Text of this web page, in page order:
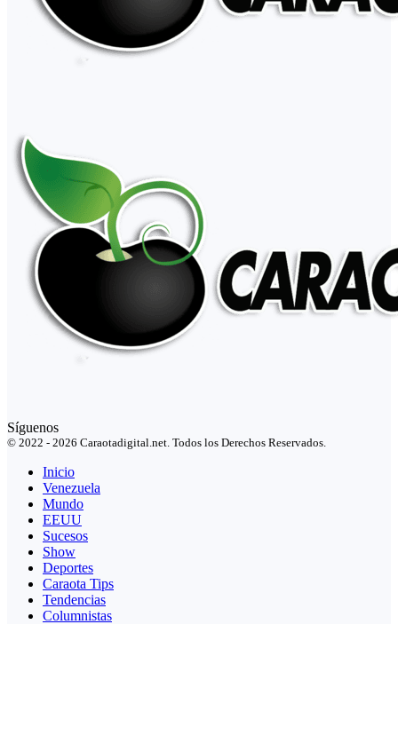
Síguenos
© 2022 - 2026 Caraotadigital.net. Todos los Derechos Reservados.
Inicio
Venezuela
Mundo
EEUU
Sucesos
Show
Deportes
Caraota Tips
Tendencias
Columnistas